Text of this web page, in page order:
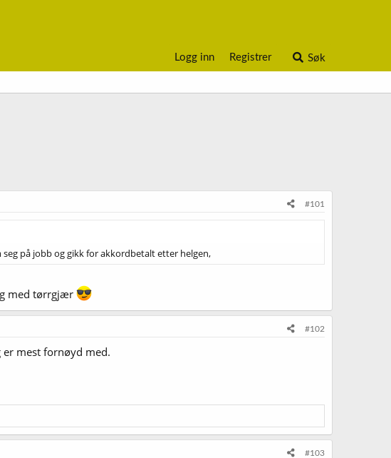
Logg inn Registrer Søk
#101
på jobb og gikk for akkordbetalt etter helgen,
med tørrgjær
#102
mest fornøyd med.
#103